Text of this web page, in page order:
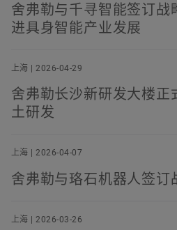
舍弗勒与千寻智能签订战
进具身智能产业发展
上海 | 2026-04-29
舍弗勒长沙新研发大楼正
土研发
上海 | 2026-04-07
舍弗勒与珞石机器人签订
上海 | 2026-03-26